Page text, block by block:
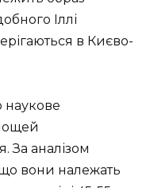
Іллі
в Києво-
наукове
За аналізом
що вони належать